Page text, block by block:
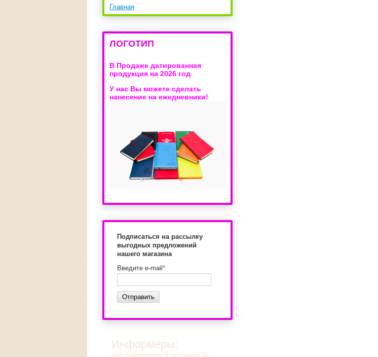
Главная
ЛОГОТИП
В Продаже датированная
продукция на 2026 год
У нас Вы можете сделать
нанесение на ежедневники!
Подписаться на рассылку
выгодных предложений
нашего магазина
Введите e-mail *
Отправить
Информеры:
код информеров (счетчиков) не